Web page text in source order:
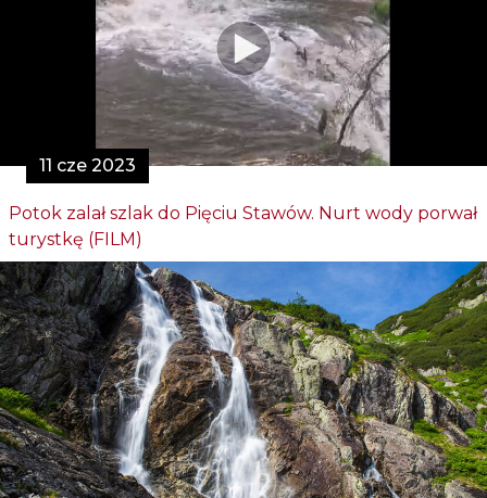
11 cze 2023
Potok zalał szlak do Pięciu Stawów. Nurt wody porwał
turystkę (FILM)